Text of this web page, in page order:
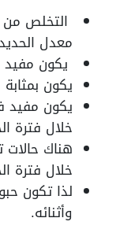
التخلص
معدل
يكون مفيد
يكون
يكون مفيد
خلال فترة
هناك
خلال فترة
لذا تكون
وأثنائه.